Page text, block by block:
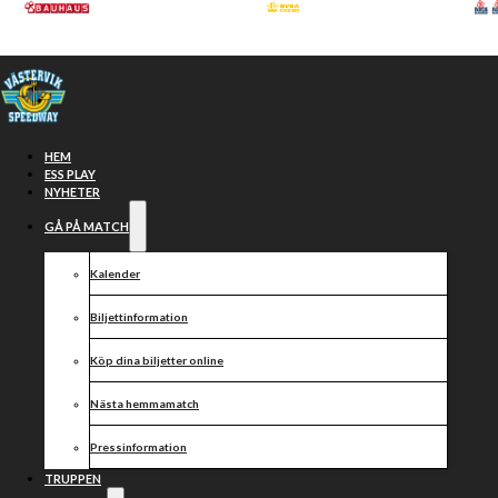
Hoppa till huvudinnehåll
HEM
ESS PLAY
NYHETER
GÅ PÅ MATCH
Kalender
Biljettinformation
Köp dina biljetter online
Nästa hemmamatch
Pressinformation
TRUPPEN
Resultat från
dagens